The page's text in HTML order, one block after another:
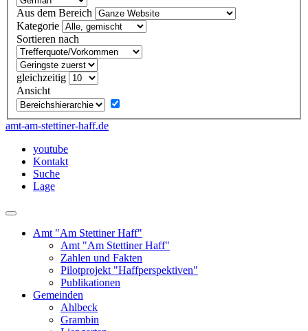
Aus dem Bereich
Kategorie
Sortieren nach
gleichzeitig
Ansicht
amt-am-stettiner-haff.de
youtube
Kontakt
Suche
Lage
Amt "Am Stettiner Haff"
Amt "Am Stettiner Haff"
Zahlen und Fakten
Pilotprojekt "Haffperspektiven"
Publikationen
Gemeinden
Ahlbeck
Grambin